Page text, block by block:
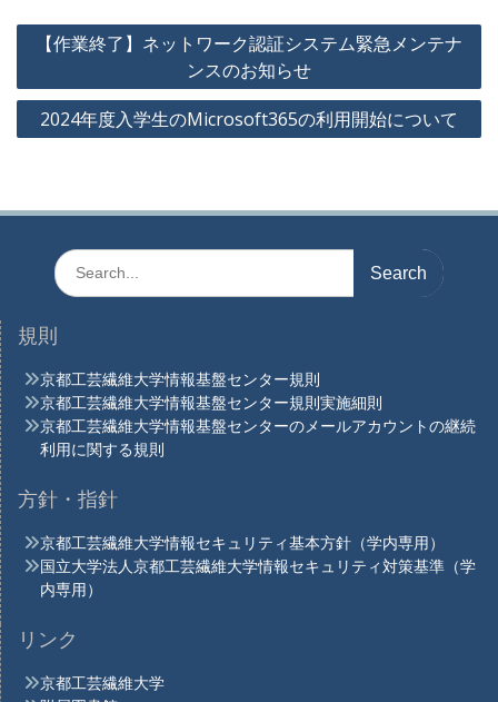
投
ナ
ビ
【作業終了】ネットワーク認証システム緊急メンテナ
ンスのお知らせ
2024年度入学生のMicrosoft365の利用開始について
Search
for:
規則
京都工芸繊維大学情報基盤センター規則
京都工芸繊維大学情報基盤センター規則実施細則
京都工芸繊維大学情報基盤センターのメールアカウントの継続
利用に関する規則
方針・指針
京都工芸繊維大学情報セキュリティ基本方針（学内専用）
国立大学法人京都工芸繊維大学情報セキュリティ対策基準（学
内専用）
リンク
京都工芸繊維大学